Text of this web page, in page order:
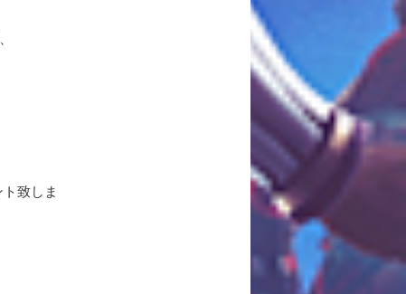
致しま